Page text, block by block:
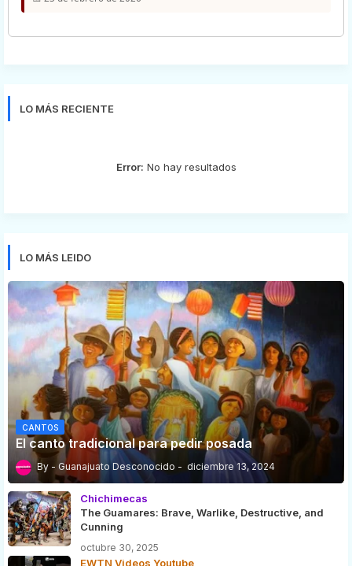
LO MÁS RECIENTE
Error: No hay resultados
LO MÁS LEIDO
CANTOS
El canto tradicional para pedir posada
Guanajuato Desconocido diciembre 13, 2024
Chichimecas
The Guamares: Brave, Warlike, Destructive, and
Cunning
octubre 30, 2025
EWTN Videos Youtube